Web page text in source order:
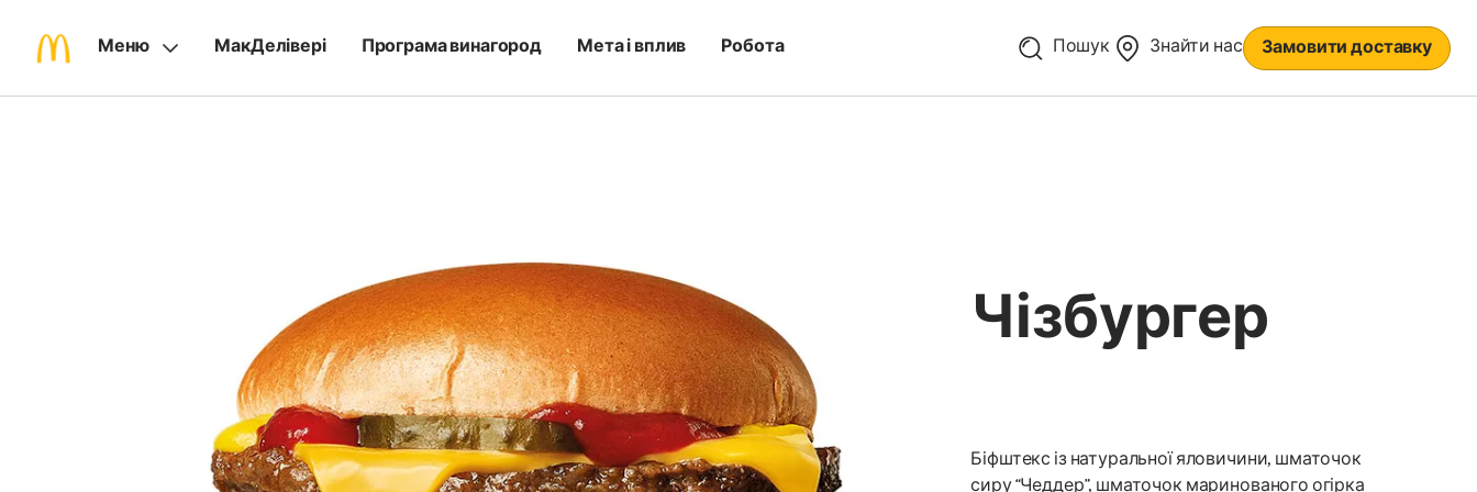
Меню МакДелівері Програма винагород Мета і вплив Робота Пошук Знайти нас Замовити доставку
Чізбургер
Біфштекс із натуральної яловичини, шматочок
сиру “Чеддер”, шматочок маринованого огірка